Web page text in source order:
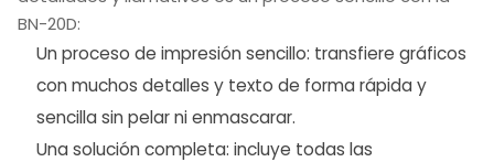
BN-20D:
Un proceso de impresión sencillo: transfiere gráficos
con muchos detalles y texto de forma rápida y
sencilla sin pelar ni enmascarar.
Una solución completa: incluye todas las